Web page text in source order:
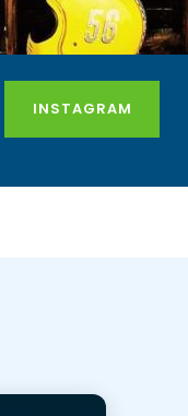
INSTAGRAM